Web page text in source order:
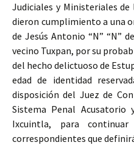
Judiciales y Ministeriales
dieron cumplimiento a una
de Jesús Antonio “N” “N”
vecino Tuxpan, por su
del hecho delictuoso de
edad de identidad
disposición del Juez de
Sistema Penal Acusatorio
Ixcuintla, para
correspondientes que